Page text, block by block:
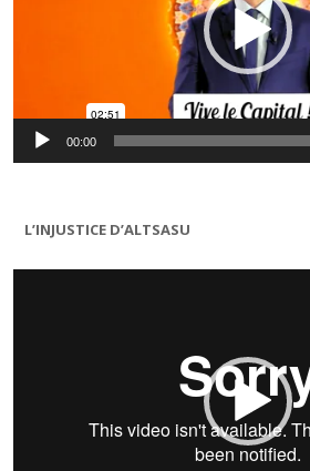
00:00
L’INJUSTICE D’ALTSASU
Lecteur